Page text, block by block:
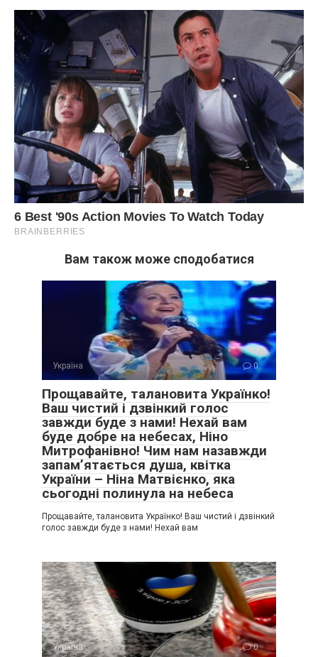
Вам також може сподобатися
Україна 0
Прощавайте, талановита Українко!
Ваш чистий і дзвінкий голос
завжди буде з нами! Нехай вам
буде добре на небесах, Ніно
Митрофанівно! Чим нам назавжди
запам’ятається душа, квітка
України – Ніна Матвієнко, яка
сьогодні полинула на небеса
Прощавайте, талановита Українко! Ваш чистий і дзвінкий
голос завжди буде з нами! Нехай вам
Україна 0